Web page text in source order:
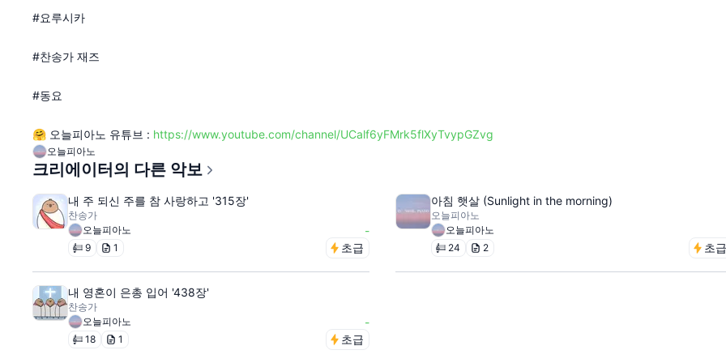
#요루시카
#찬송가 재즈
#동요
🤗 오늘피아노 유튜브 : https://www.youtube.com/channel/UCalf6yFMrk5flXyTvypGZvg
오늘피아노
크리에이터의 다른 악보
내 주 되신 주를 참 사랑하고 '315장'
찬송가
오늘피아노
-
9 1 초급
아침 햇살 (Sunlight in the morning)
오늘피아노
오늘피아노
24
2 초급
내 영혼이 은총 입어 '438장'
찬송가
오늘피아노
-
18 1 초급